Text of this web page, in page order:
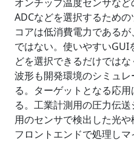
オンチップ温度センサなど
ADCなどを選択するため
コアは低消費電力である
ではない。使いやすいGUI
どを選択できるだけでは
波形も開発環境のシミュ
る。ターゲットとなる応
る。工業計測用の圧力伝
用のセンサで検出した光
フロントエンドで処理しマ